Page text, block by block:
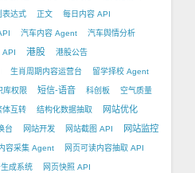
表达式 正文 每日内容 API
汽车内容 Agent 汽车舆情分析
API 港股 港股公告
生肖周期内容运营台 留学择校 Agent
库权限 短信-语音 科创板 空气质量
体互转 结构化数据抽取 网站优化
台 网站开发 网站截图 API
网站监控
容采集 Agent 网页可读内容抽取 API
成系统 网页快照 API